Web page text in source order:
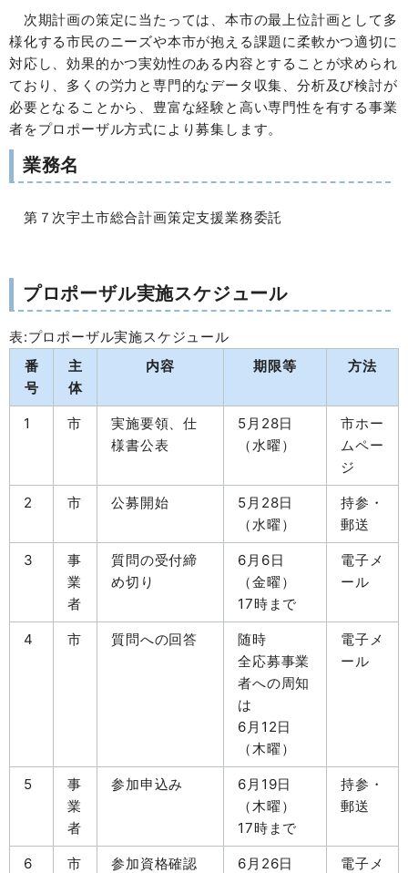
次期計画の策定に当たっては、本市の最上位計画として多
様化する市民のニーズや本市が抱える課題に柔軟かつ適切に
対応し、効果的かつ実効性のある内容とすることが求められ
ており、多くの労力と専門的なデータ収集、分析及び検討が
必要となることから、豊富な経験と高い専門性を有する事業
者をプロポーザル方式により募集します。
業務名
第７次宇土市総合計画策定支援業務委託
プロポーザル実施スケジュール
表:プロポーザル実施スケジュール
番
号
主
体
内容 期限等 方法
1 市
実施要領、仕
様書公表
5月28日
（水曜）
市ホー
ムペー
ジ
2 市 公募開始
5月28日
（水曜）
持参・
郵送
3
事
業
者
質問の受付締
め切り
6月6日
（金曜）
17時まで
電子メ
ール
4 市 質問への回答
随時
全応募事業
者への周知
は
6月12日
（木曜）
電子メ
ール
5
事
業
者
参加申込み
6月19日
（木曜）
17時まで
持参・
郵送
6 市
参加資格確認
6月26日
電子メ